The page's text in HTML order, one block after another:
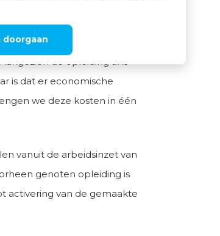
neemt met een
werkgever deze
is dat er economische
we deze kosten in één
vanuit de arbeidsinzet van
genoten opleiding is
activering van de gemaakte